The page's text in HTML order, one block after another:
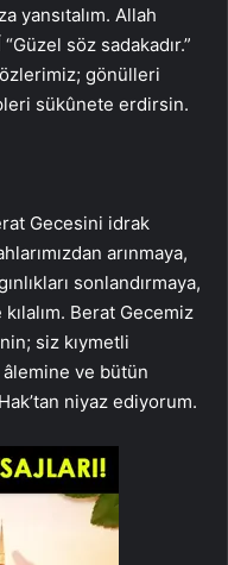
yansıtalım. Allah
gönülleri
sükûnete erdirsin.
Gecesini idrak
arınmaya,
sonlandırmaya,
Berat Gecemiz
siz kıymetli
ve bütün
niyaz ediyorum.